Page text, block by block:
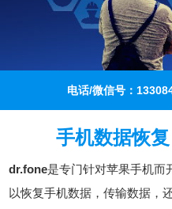
电话/微信号：
手机数据恢
dr.fone是专门针对苹果手机而
以恢复手机数据，传输数据，